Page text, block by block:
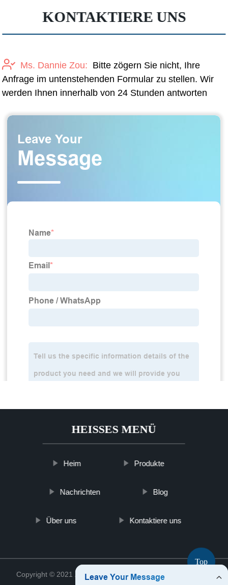
KONTAKTIERE UNS
Ms. Dannie Zou: Bitte zögern Sie nicht, Ihre
Anfrage im untenstehenden Formular zu stellen. Wir
werden Ihnen innerhalb von 24 Stunden antworten
HEISSES MENÜ
Heim Produkte
Nachrichten Blog
Über uns Kontaktiere uns
Copyright © 2021 Zhejiang Qiruy Concrete Co., Ltd.
Top